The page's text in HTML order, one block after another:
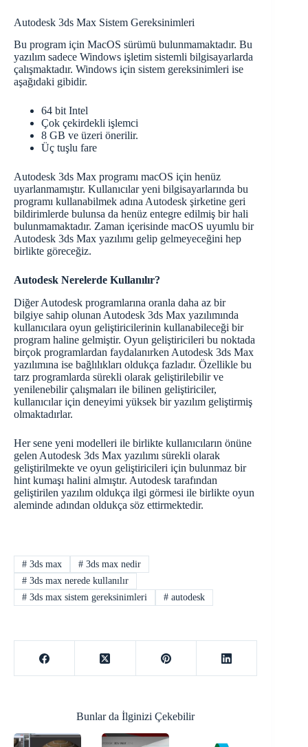
Autodesk 3ds Max Sistem Gereksinimleri
Bu program için MacOS sürümü bulunmamaktadır. Bu
yazılım sadece Windows işletim sistemli bilgisayarlarda
çalışmaktadır. Windows için sistem gereksinimleri ise
aşağıdaki gibidir.
64 bit Intel
Çok çekirdekli işlemci
8 GB ve üzeri önerilir.
Üç tuşlu fare
Autodesk 3ds Max programı macOS için henüz
uyarlanmamıştır. Kullanıcılar yeni bilgisayarlarında bu
programı kullanabilmek adına Autodesk şirketine geri
bildirimlerde bulunsa da henüz entegre edilmiş bir hali
bulunmamaktadır. Zaman içerisinde macOS uyumlu bir
Autodesk 3ds Max yazılımı gelip gelmeyeceğini hep
birlikte göreceğiz.
Autodesk Nerelerde Kullanılır?
Diğer Autodesk programlarına oranla daha az bir
bilgiye sahip olunan Autodesk 3ds Max yazılımında
kullanıcılara oyun geliştiricilerinin kullanabileceği bir
program haline gelmiştir. Oyun geliştiricileri bu noktada
birçok programlardan faydalanırken Autodesk 3ds Max
yazılımına ise bağlılıkları oldukça fazladır. Özellikle bu
tarz programlarda sürekli olarak geliştirilebilir ve
yenilenebilir çalışmaları ile bilinen geliştiriciler,
kullanıcılar için deneyimi yüksek bir yazılım geliştirmiş
olmaktadırlar.
Her sene yeni modelleri ile birlikte kullanıcıların önüne
gelen Autodesk 3ds Max yazılımı sürekli olarak
geliştirilmekte ve oyun geliştiricileri için bulunmaz bir
hint kumaşı halini almıştır. Autodesk tarafından
geliştirilen yazılım oldukça ilgi görmesi ile birlikte oyun
aleminde adından oldukça söz ettirmektedir.
#3ds max #3ds max nedir
#3ds max nerede kullanılır
#3ds max sistem gereksinimleri #autodesk
Bunlar da İlginizi Çekebilir